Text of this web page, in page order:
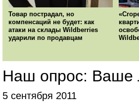
Товар пострадал, но
компенсаций не будет: как
атаки на склады Wildberries
ударили по продавцам
Наш опрос: Ваше
5 сентября 2011